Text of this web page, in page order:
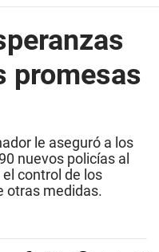
promesas
le aseguró a los
nuevos policías al
control de los
otras medidas.